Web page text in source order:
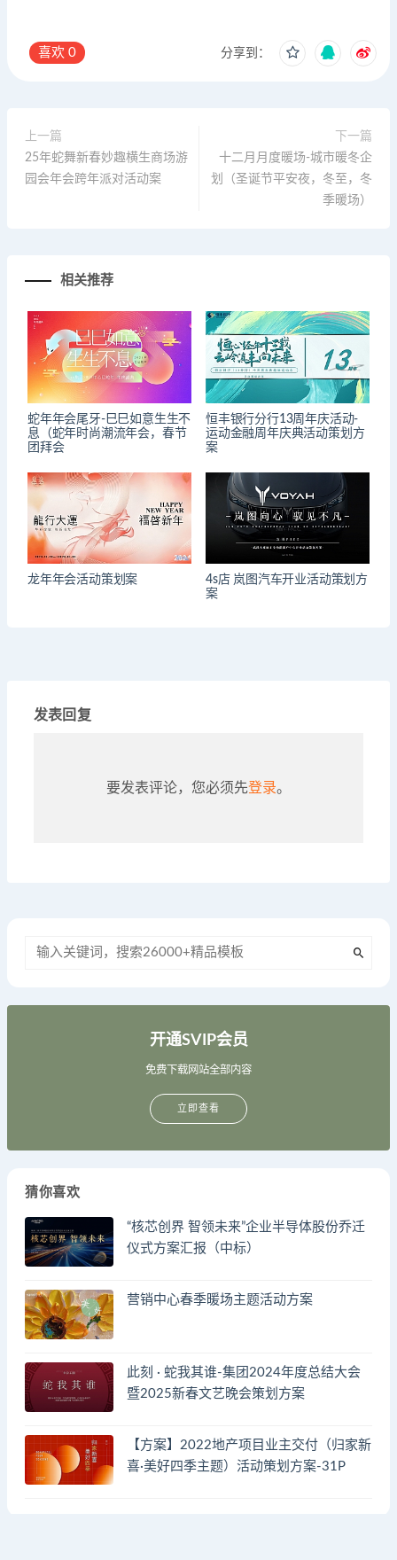
喜欢 0 分享到：
上一篇
25年蛇舞新春妙趣横生商场游
园会年会跨年派对活动案
下一篇
十二月月度暖场-城市暖冬企
划（圣诞节平安夜，冬至，冬
季暖场）
相关推荐
蛇年年会尾牙-巳巳如意生生不
息（蛇年时尚潮流年会，春节
团拜会
恒丰银行分行13周年庆活动-
运动金融周年庆典活动策划方
案
龙年年会活动策划案
4s店 岚图汽车开业活动策划方
案
发表回复
要发表评论，您必须先登录。
开通SVIP会员
免费下载网站全部内容
立即查看
猜你喜欢
“核芯创界 智领未来”企业半导体股份乔迁
仪式方案汇报（中标）
营销中心春季暖场主题活动方案
此刻 · 蛇我其谁-集团2024年度总结大会
暨2025新春文艺晚会策划方案
【方案】2022地产项目业主交付（归家新
喜·美好四季主题）活动策划方案-31P